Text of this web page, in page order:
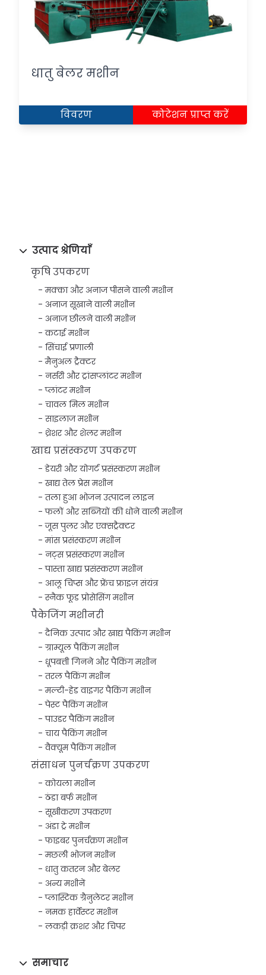
उत्पाद श्रेणियाँ
कृषि उपकरण
मक्का और अनाज पीसने वाली मशीन
अनाज सूखाने वाली मशीन
अनाज छीलने वाली मशीन
कटाई मशीन
सिंचाई प्रणाली
मैनुअल ट्रैक्टर
नर्सरी और ट्रांसप्लांटर मशीन
प्लांटर मशीन
चावल मिल मशीन
साइलाज मशीन
थ्रेशर और शेलर मशीन
खाद्य प्रसंस्करण उपकरण
डेयरी और योगर्ट प्रसंस्करण मशीन
खाद्य तेल प्रेस मशीन
तला हुआ भोजन उत्पादन लाइन
फलों और सब्जियों की धोने वाली मशीन
जूस पुलर और एक्सट्रैक्टर
मांस प्रसंस्करण मशीन
नट्स प्रसंस्करण मशीन
पास्ता खाद्य प्रसंस्करण मशीन
आलू चिप्स और फ्रेंच फ्राइज़ संयंत्र
स्नैक फूड प्रोसेसिंग मशीन
पैकेजिंग मशीनरी
दैनिक उत्पाद और खाद्य पैकिंग मशीन
ग्राम्यूल पैकिंग मशीन
धूपबत्ती गिनने और पैकिंग मशीन
तरल पैकिंग मशीन
मल्टी-हेड वाइगर पैकिंग मशीन
पेस्ट पैकिंग मशीन
पाउडर पैकिंग मशीन
चाय पैकिंग मशीन
वैक्यूम पैकिंग मशीन
संसाधन पुनर्चक्रण उपकरण
कोयला मशीन
ठंडा बर्फ मशीन
सूखीकरण उपकरण
अंडा ट्रे मशीन
फाइबर पुनर्चक्रण मशीन
मछली भोजन मशीन
धातु कतरन और बेलर
अन्य मशीनें
प्लास्टिक ग्रैनुलेटर मशीन
नमक हार्वेस्टर मशीन
लकड़ी क्रशर और चिपर
समाचार
धातु बेलर मशीन
विवरण कोटेशन प्राप्त करें